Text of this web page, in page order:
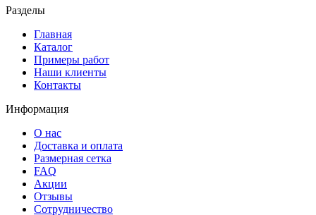
Разделы
Главная
Каталог
Примеры работ
Наши клиенты
Контакты
Информация
О нас
Доставка и оплата
Размерная сетка
FAQ
Акции
Отзывы
Сотрудничество